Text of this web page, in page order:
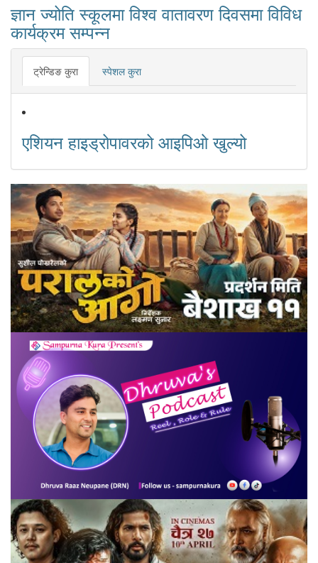
ज्ञान ज्योति स्कूलमा विश्व वातावरण दिवसमा विविध
कार्यक्रम सम्पन्न
ट्रेन्डिङ कुरा स्पेशल कुरा
एशियन हाइड्रोपावरको आइपिओ खुल्यो